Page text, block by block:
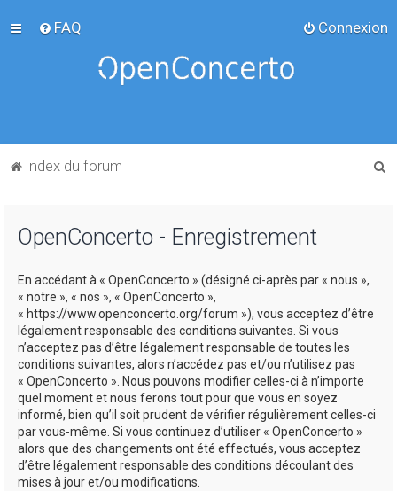
FAQ Connexion
Index du forum
OpenConcerto - Enregistrement
En accédant à « OpenConcerto » (désigné ci-après par « nous »,
« notre », « nos », « OpenConcerto »,
« https://www.openconcerto.org/forum »), vous acceptez d’être
légalement responsable des conditions suivantes. Si vous
n’acceptez pas d’être légalement responsable de toutes les
conditions suivantes, alors n’accédez pas et/ou n’utilisez pas
« OpenConcerto ». Nous pouvons modifier celles-ci à n’importe
quel moment et nous ferons tout pour que vous en soyez
informé, bien qu’il soit prudent de vérifier régulièrement celles-ci
par vous-même. Si vous continuez d’utiliser « OpenConcerto »
alors que des changements ont été effectués, vous acceptez
d’être légalement responsable des conditions découlant des
mises à jour et/ou modifications.